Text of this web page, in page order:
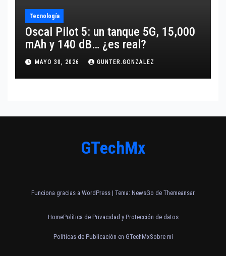
Tecnología
Oscal Pilot 5: un tanque 5G, 15,000
mAh y 140 dB… ¿es real?
MAYO 30, 2026 GUNTER.GONZALEZ
GTechMx
Funciona gracias a WordPress | Tema: NewsGo de Themeansar
HomePolítica de Privacidad y Protección de datos
Políticas de Publicación en GTechMxSobre mí